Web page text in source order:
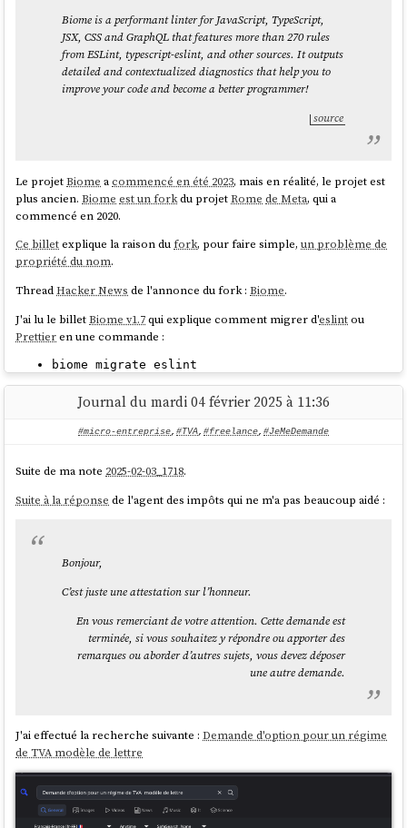
Biome is a performant linter for JavaScript, TypeScript,
JSX, CSS and GraphQL that features more than 270 rules
from ESLint, typescript-eslint, and other sources. It outputs
detailed and contextualized diagnostics that help you to
improve your code and become a better programmer!
source
Le projetBiome acommencé en été 2023, mais en réalité, le projet est
plus ancien.Biome est un forkdu projetRome de Meta, qui a
commencé en 2020.
Ce billetexplique la raison dufork, pour faire simple,un problème de
propriété du nom.
ThreadHacker News de l'annonce du fork :Biome.
J'ai lu le billetBiome v1.7qui explique comment migrer d'eslintou
Prettieren une commande :
biome migrate eslint
oubiome migrate prettier
Je pense que je vais attendre encore un peu avant de migrer parce que
Svelteest partiel :
Journal du mardi 04 février 2025 à 11:36
#micro-entreprise, #TVA, #freelance, #JeMeDemande
Suite de ma note 2025-02-03_1718.
Suite à la réponse de l'agent des impôts qui ne m'a pas beaucoup aidé :
Bonjour,
C’est juste une attestation sur l’honneur.
En vous remerciant de votre attention. Cette demande est
terminée, si vous souhaitez y répondre ou apporter des
remarques ou aborder d’autres sujets, vous devez déposer
une autre demande.
J'ai effectué la recherche suivante :Demande d'option pour un régime
de TVA modèle de lettre